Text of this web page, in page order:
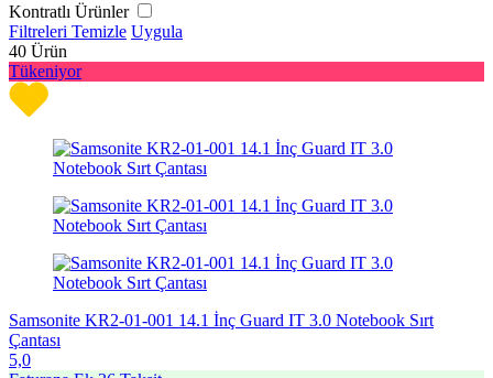
Kontratlı Ürünler
Filtreleri Temizle Uygula
40 Ürün
Tükeniyor
Samsonite KR2-01-001 14.1 İnç Guard IT 3.0 Notebook Sırt
Çantası
5,0